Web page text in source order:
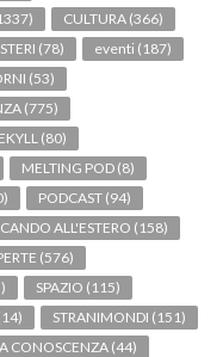
CULTURA (366)
(78) eventi (187)
(53)
(775)
(80)
MELTING POD (8)
PODCAST (94)
ALL'ESTERO (158)
(576)
SPAZIO (115)
STRANIMONDI (151)
CONOSCENZA (44)